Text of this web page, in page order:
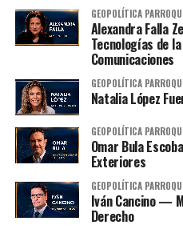
GEOPOLÍTICA
Alexandra Falla
Tecnologías de
Comunicaciones
GEOPOLÍTICA
Natalia López
GEOPOLÍTICA
Omar Bula
Exteriores
GEOPOLÍTICA
Iván Cancino —
Derecho